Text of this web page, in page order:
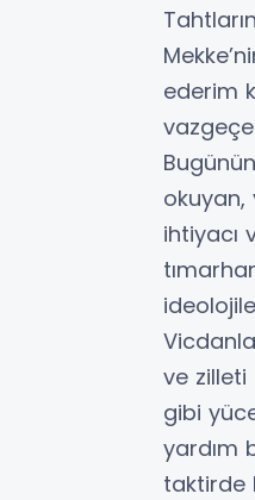
ederim
ihtiyacı
ve zilleti
gibi
yardım
taktirde